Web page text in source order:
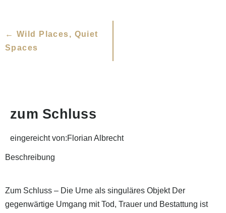
← Wild Places, Quiet
Spaces
zum Schluss
eingereicht von:Florian Albrecht
Beschreibung
Zum Schluss – Die Urne als singuläres Objekt Der
gegenwärtige Umgang mit Tod, Trauer und Bestattung ist